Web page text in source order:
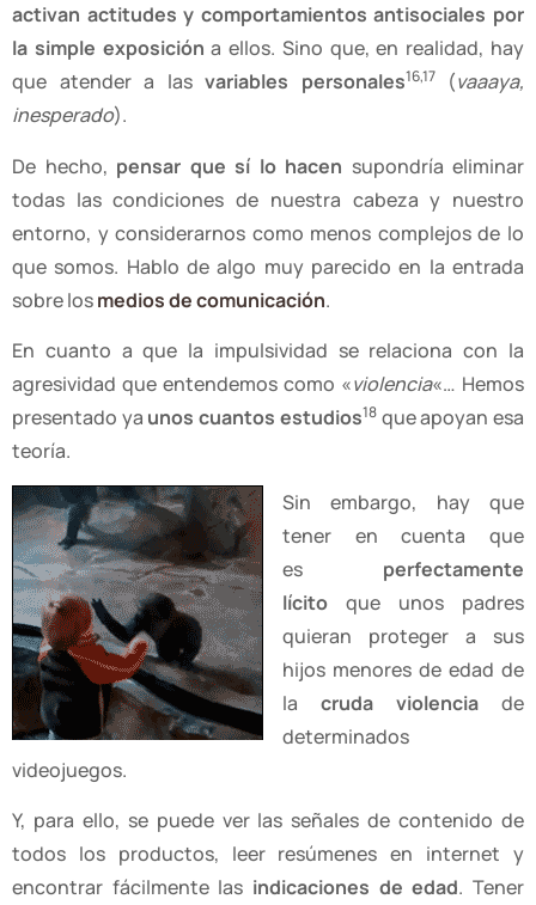
activan actitudes y comportamientos antisociales por
la simple exposición a ellos. Sino que, en realidad, hay
que atender a las variables personales16,17(vaaaya,
inesperado).
De hecho, pensar que sí lo hacen supondría eliminar
todas las condiciones de nuestra cabeza y nuestro
entorno, y considerarnos como menos complejos de lo
que somos. Hablo de algo muy parecido en la entrada
sobre losmedios de comunicación.
En cuanto a que la impulsividad se relaciona con la
agresividad que entendemos como «violencia«… Hemos
presentado ya unos cuantos estudios18que apoyan esa
teoría.
Sin embargo, hay que
tener en cuenta que
es perfectamente
lícito que unos padres
quieran proteger a sus
hijos menores de edad de
la cruda violencia de
determinados
videojuegos.
Y, para ello, se puede ver las señales de contenido de
todos los productos, leer resúmenes en internet y
encontrar fácilmente las indicaciones de edad. Tener